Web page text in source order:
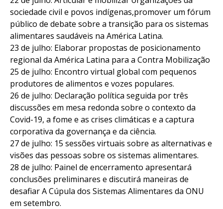
sociedade civil e povos indígenas,promover um fórum
público de debate sobre a transição para os sistemas
alimentares saudáveis na América Latina.
23 de julho: Elaborar propostas de posicionamento
regional da América Latina para a Contra Mobilização
25 de julho: Encontro virtual global com pequenos
produtores de alimentos e vozes populares.
26 de julho: Declaração política seguida por três
discussões em mesa redonda sobre o contexto da
Covid-19, a fome e as crises climáticas e a captura
corporativa da governança e da ciência.
27 de julho: 15 sessões virtuais sobre as alternativas e
visões das pessoas sobre os sistemas alimentares.
28 de julho: Painel de encerramento apresentará
conclusões preliminares e discutirá maneiras de
desafiar A Cúpula dos Sistemas Alimentares da ONU
em setembro.